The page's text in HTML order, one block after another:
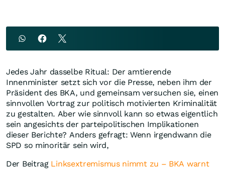
Jedes Jahr dasselbe Ritual: Der amtierende
Innenminister setzt sich vor die Presse, neben ihm der
Präsident des BKA, und gemeinsam versuchen sie, einen
sinnvollen Vortrag zur politisch motivierten Kriminalität
zu gestalten. Aber wie sinnvoll kann so etwas eigentlich
sein angesichts der parteipolitischen Implikationen
dieser Berichte? Anders gefragt: Wenn irgendwann die
SPD so minoritär sein wird,
Der Beitrag Linksextremismus nimmt zu – BKA warnt